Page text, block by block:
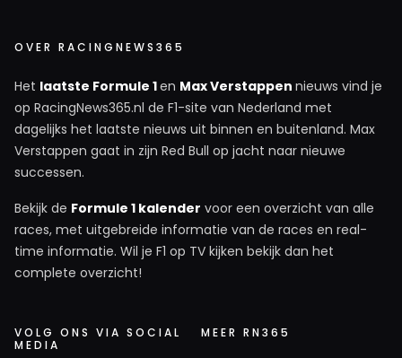
OVER RACINGNEWS365
Het laatste Formule 1en Max Verstappen nieuws vind je
op RacingNews365.nl de F1-site van Nederland met
dagelijks het laatste nieuws uit binnen en buitenland. Max
Verstappen gaat in zijn Red Bull op jacht naar nieuwe
successen.
Bekijk de Formule 1 kalender voor een overzicht van alle
races, met uitgebreide informatie van de races en real-
time informatie. Wil je F1 op TV kijken bekijk dan het
complete overzicht!
VOLG ONS VIA SOCIAL
MEDIA
MEER RN365